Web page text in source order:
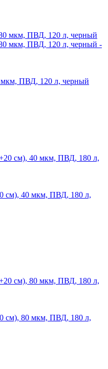
ПВД, 120 л, черный
см), 40 мкм, ПВД, 180 л,
см), 80 мкм, ПВД, 180 л,